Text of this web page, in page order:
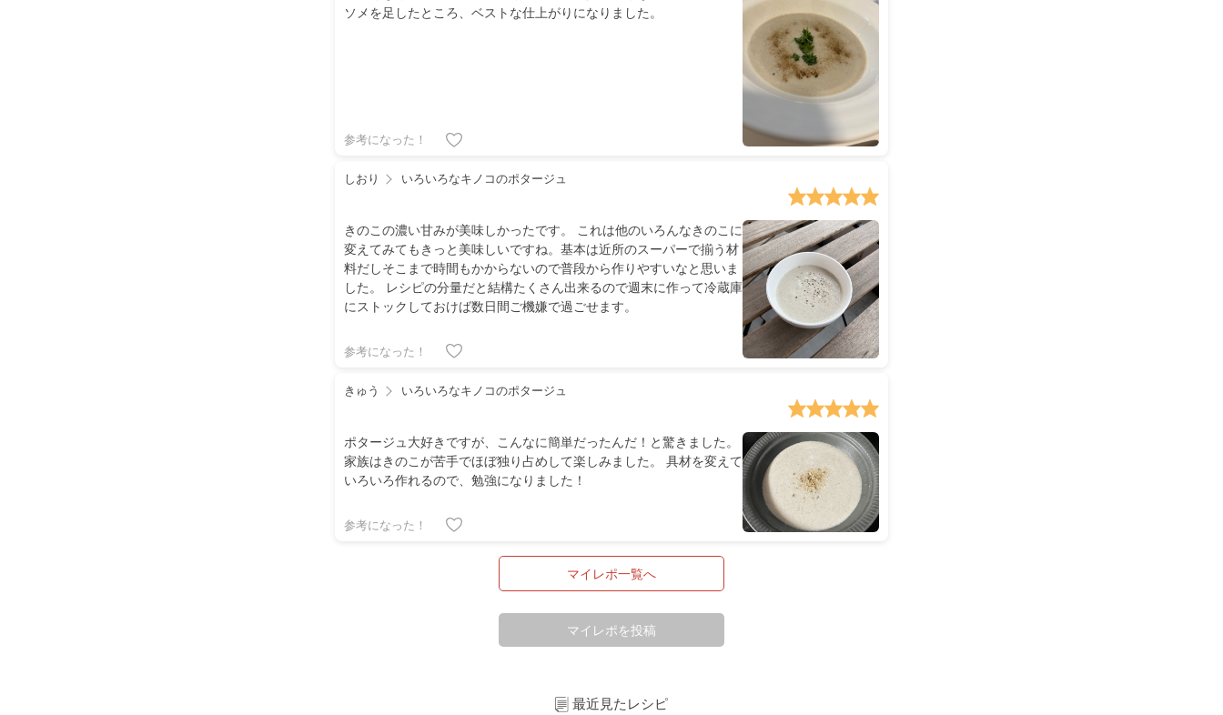
ソメを足したところ、ベストな仕上がりになりました。
参考になった！
しおり いろいろなキノコのポタージュ
きのこの濃い甘みが美味しかったです。 これは他のいろんなきのこに
変えてみてもきっと美味しいですね。基本は近所のスーパーで揃う材
料だしそこまで時間もかからないので普段から作りやすいなと思いま
した。 レシピの分量だと結構たくさん出来るので週末に作って冷蔵庫
にストックしておけば数日間ご機嫌で過ごせます。
参考になった！
きゅう いろいろなキノコのポタージュ
ポタージュ大好きですが、こんなに簡単だったんだ！と驚きました。
家族はきのこが苦手でほぼ独り占めして楽しみました。 具材を変えて
いろいろ作れるので、勉強になりました！
参考になった！
マイレポ一覧へ
マイレポを投稿
最近見たレシピ